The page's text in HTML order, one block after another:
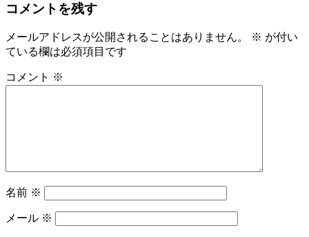
コメントを残す
メールアドレスが公開されることはありません。 ※ が付い
ている欄は必須項目です
コメント ※
名前 ※
メール ※